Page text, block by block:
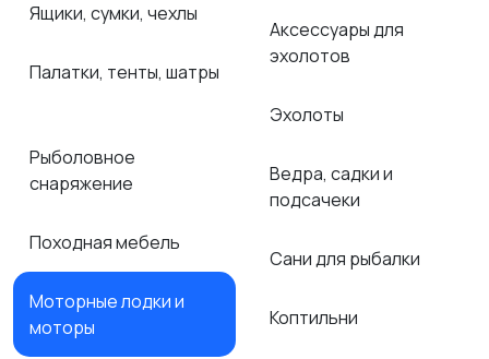
Ящики, сумки, чехлы
Палатки, тенты, шатры
Рыболовное
снаряжение
Походная мебель
Моторные лодки и
моторы
Аксессуары для
эхолотов
Эхолоты
Ведра, садки и
подсачеки
Сани для рыбалки
Коптильни